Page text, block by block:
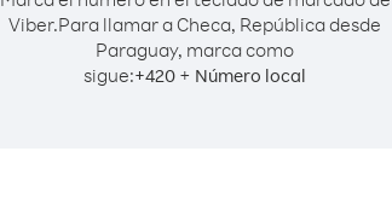
Viber.Para llamar a Checa, República desde
Paraguay, marca como
sigue:+420 + Número local